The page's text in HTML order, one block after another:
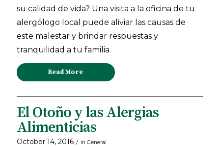
su calidad de vida? Una visita a la oficina de tu
alergólogo local puede aliviar las causas de
este malestar y brindar respuestas y
tranquilidad a tu familia.
Read More
El Otoño y las Alergias
Alimenticias
October 14, 2016 / in General